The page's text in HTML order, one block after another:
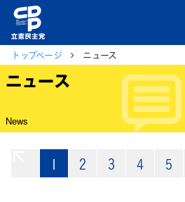
トップページ ニュース
ニュース
News
1 2 3 4 5